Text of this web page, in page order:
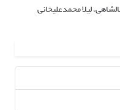
لیلا محمدعلیخانی